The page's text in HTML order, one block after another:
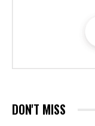
DON'T MISS